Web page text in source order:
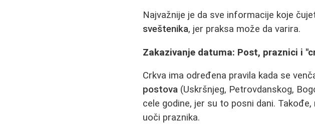
Najvažnije je da sve informacije koje
sveštenika, jer praksa može da varira.
Zakazivanje datuma: Post, praznici i
Crkva ima određena pravila kada se
postova (Uskršnjeg, Petrovdanskog,
cele godine, jer su to posni dani.
uoči praznika.